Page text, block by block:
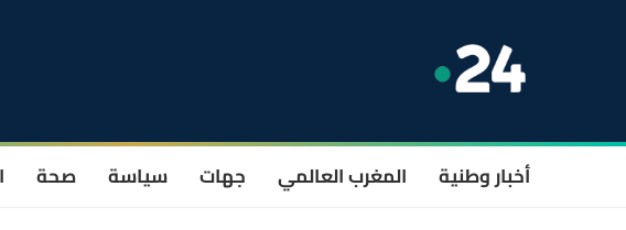
أخبار وطنية المغرب العالمي جهات سياسة صحة